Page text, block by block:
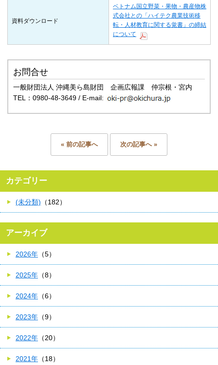
資料ダウンロード
ベトナム国立野菜・果物・農産物株
式会社との「ハイテク農業技術移
転・人材教育に関する覚書」の締結
について
お問合せ
一般財団法人 沖縄美ら島財団 企画広報課 仲宗根・宮内
TEL：0980-48-3649 / E-mail:
« 前の記事へ 次の記事へ »
カテゴリー
(未分類) （182）
アーカイブ
2026年 （5）
2025年 （8）
2024年 （6）
2023年 （9）
2022年 （20）
2021年 （18）